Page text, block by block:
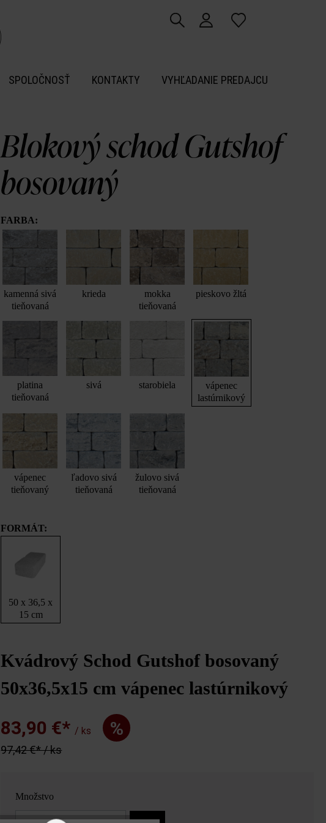
SPOLOČNOSŤ KONTAKTY VYHĽADANIE PREDAJCU
Gutshof kvádrový schod bosovaný, vápenec lastúrnikový
Blokový schod Gutshof
bosovaný
FARBA:
kamenná sivá
tieňovaná
krieda
mokka
tieňovaná
pieskovo žltá
platina
tieňovaná
sivá starobiela
vápenec
lastúrnikový
vápenec
tieňovaný
ľadovo sivá
tieňovaná
žulovo sivá
tieňovaná
FORMÁT:
50 x 36,5 x
15 cm
Kvádrový Schod Gutshof bosovaný
50x36,5x15 cm vápenec lastúrnikový
83,90 €* / ks %
97,42 €* / ks
Množstvo